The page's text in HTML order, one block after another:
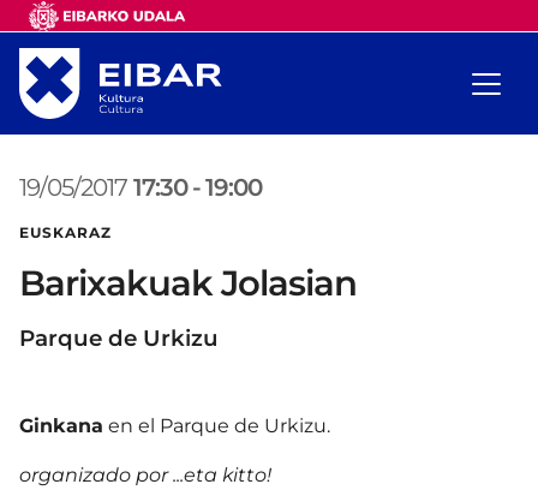
19/05/2017 17:30 -19:00
EUSKARAZ
Barixakuak Jolasian
Parque de Urkizu
Ginkana en el Parque de Urkizu.
organizado por ...eta kitto!